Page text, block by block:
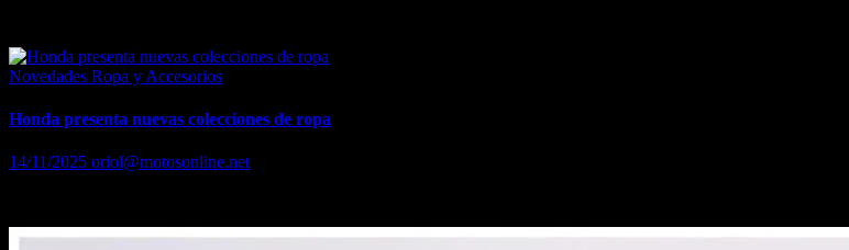
Novedades Ropa y Accesorios
Honda presenta nuevas colecciones de ropa
14/11/2025 oriol@motosonline.net